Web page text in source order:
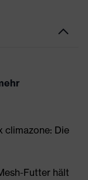
climazone: Die
Futter hält